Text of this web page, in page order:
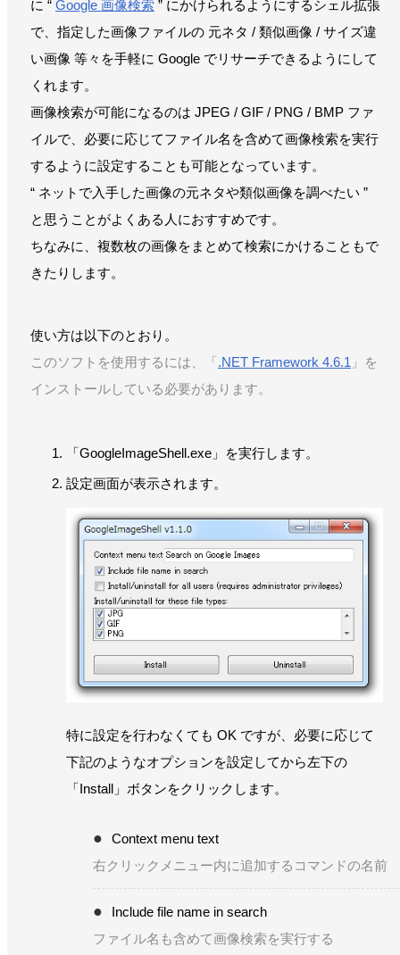
に “ Google 画像検索 ” にかけられるようにするシェル拡張
で、指定した画像ファイルの 元ネタ / 類似画像 / サイズ違
い画像 等々を手軽に Google でリサーチできるようにして
くれます。
画像検索が可能になるのは JPEG / GIF / PNG / BMP ファ
イルで、必要に応じてファイル名を含めて画像検索を実行
するように設定することも可能となっています。
“ ネットで入手した画像の元ネタや類似画像を調べたい ”
と思うことがよくある人におすすめです。
ちなみに、複数枚の画像をまとめて検索にかけることもで
きたりします。
使い方は以下のとおり。
このソフトを使用するには、「.NET Framework 4.6.1 」を
インストールしている必要があります。
「GoogleImageShell.exe」を実行します。
設定画面が表示されます。
特に設定を行わなくても OK ですが、必要に応じて
下記のようなオプションを設定してから左下の
「Install」ボタンをクリックします。
Context menu text
右クリックメニュー内に追加するコマンドの名前
Include file name in search
ファイル名も含めて画像検索を実行する